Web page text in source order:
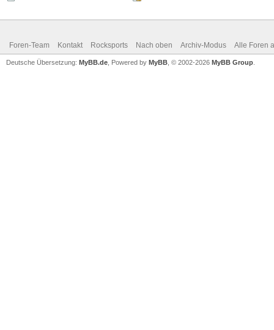
Foren-Team Kontakt Rocksports Nach oben Archiv-Modus Alle Foren
Deutsche Übersetzung: MyBB.de , Powered by MyBB , © 2002-2026 MyBB Group